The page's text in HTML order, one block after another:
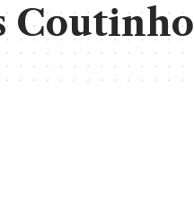
Coutinho